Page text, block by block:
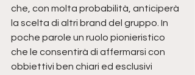
che, con molta probabilità, anticiperà
la scelta di altri brand del gruppo. In
poche parole un ruolo pionieristico
che le consentirà di affermarsi con
obbiettivi ben chiari ed esclusivi